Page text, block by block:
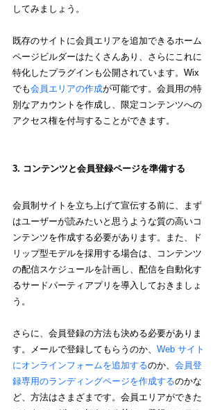
してみましょう。
既存のサイトに会員エリアを追加できるホーム
ページビルダーはたくさんあり、さらにこれに
特化したプラグインも公開されています。Wix
でも会員エリアの作成が可能です。会員用の特
別なアカウントを作成し、限定コンテンツへの
アクセス権を付与することができます。
3. コンテンツと会員登録ページを準備する
会員制サイトを立ち上げて宣伝する前に、まず
はユーザーが読みたいと思うような質の高いコ
ンテンツを作成する必要があります。また、ド
リップ型モデルを採用する場合は、コンテンツ
の配信スケジュールを計画し、配信を自動化す
るサードパーティアプリを導入しておきましょ
う。
さらに、会員登録の方法も決める必要がありま
す。メールで登録してもらうのか、 Web サイト
にオンラインフォームを追加するのか、 会員登
録専用のランディングページを作成するのかな
ど、方法はさまざまです。会員エリアができた